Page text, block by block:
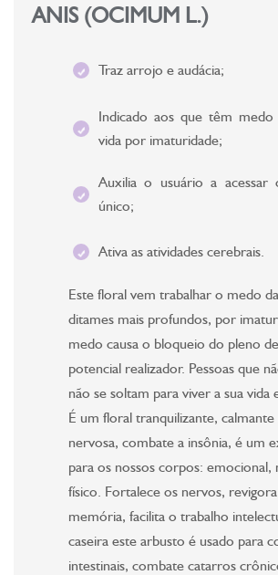
ANIS (OCIMUM L.)
Traz arrojo e audácia;
Indicado aos que têm
vida por imaturidade;
Auxilia o usuário a acessar
único;
Ativa as atividades cerebrais.
Este floral vem trabalhar o medo
ditames mais profundos, por
medo causa o bloqueio do pleno
potencial realizador. Pessoas que
não se soltam para viver a sua vida
É um floral tranquilizante, calmante
nervosa, combate a insônia, é um
para os nossos corpos:
físico. Fortalece os nervos,
memória, facilita o trabalho
caseira este arbusto é usado para
intestinais, combate catarros